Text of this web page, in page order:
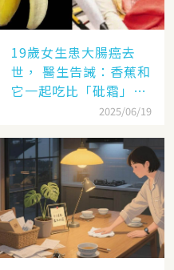
19歲女生患大腸癌去
世， 醫生告誡：香蕉和
它一起吃比「砒霜」還
毒，別不當回事2025/06/19